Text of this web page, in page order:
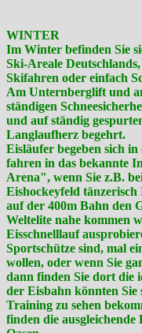
WINTER
Im Winter befinden Sie
Ski-Areale
Skifahren oder einfach
Am Unternberglift und
ständigen
und auf ständig
Langlaufherz begehrt.
Eisläufer begeben sich
fahren in das bekannte
Arena", wenn Sie z.B.
Eishockeyfeld
auf der 400m Bahn den
Weltelite nahe kommen
Eisschnelllauf
Sportschütze sind, mal
wollen, oder wenn Sie
dann finden Sie dort die
der Eisbahn könnten Sie
Training zu sehen
finden die ausgleichende